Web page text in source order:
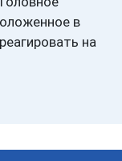
в
на